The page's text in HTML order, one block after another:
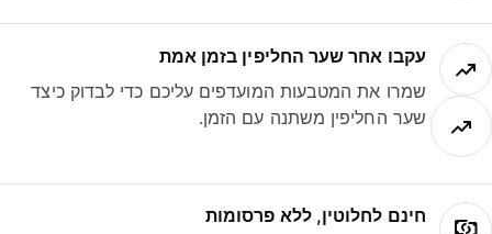
עקבו אחר שער החליפין בזמן אמת
שמרו את המטבעות המועדפים עליכם כדי לבדוק כיצד
שער החליפין משתנה עם הזמן.
חינם לחלוטין, ללא פרסומות